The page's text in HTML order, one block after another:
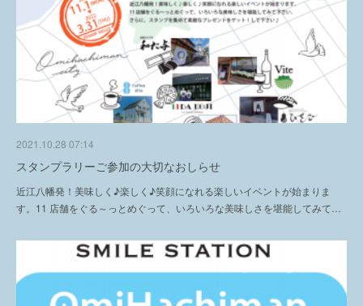
2021.10.28 07:14
スタンプラリーご参加の大切なおしらせ
近江八幡発！美味しく♪楽しく♪笑顔になれる楽しいイベントが始まりま
す。11 店舗をぐる～っとめぐって、いろいろな美味しさを堪能してみて…